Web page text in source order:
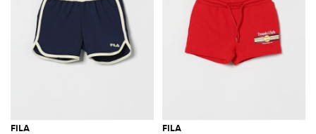
goûts et les exigences de tous les hommes et les femmes qui veulent
acheter un vêtement ou un accessoire Fila.
Découvrez notre ample gamme d'articles Fila pour homme et pour
femme en ligne sur Giglio.com et profitez de la livraison gratuite.
FILA FILA